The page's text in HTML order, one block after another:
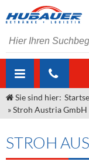
ÜBER UNS
Unser
Angebote
MARKEN &
Sie sind hier:
»Stroh Austria GmbH
STROH